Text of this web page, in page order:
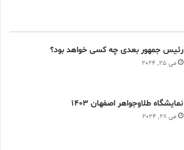
رئیس جمهور بعدی چه کسی خواهد بود؟
می 25, 2024
نمایشگاه طلاوجواهر اصفهان 1403
می 28, 2024